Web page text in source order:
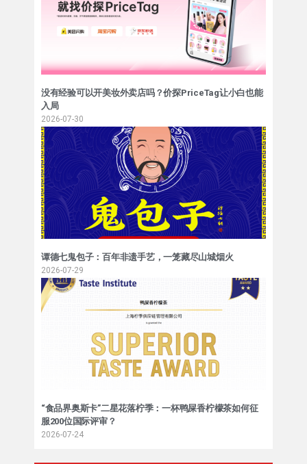
没有经验可以开美妆外卖店吗？价探PriceTag让小白也能
入局
2026-07-30
谭德七鬼包子：百年非遗手艺，一笼藏尽山城烟火
2026-07-29
“食品界奥斯卡”二星花落柠季：一杯鸭屎香柠檬茶如何征
服200位国际评审？
2026-07-24